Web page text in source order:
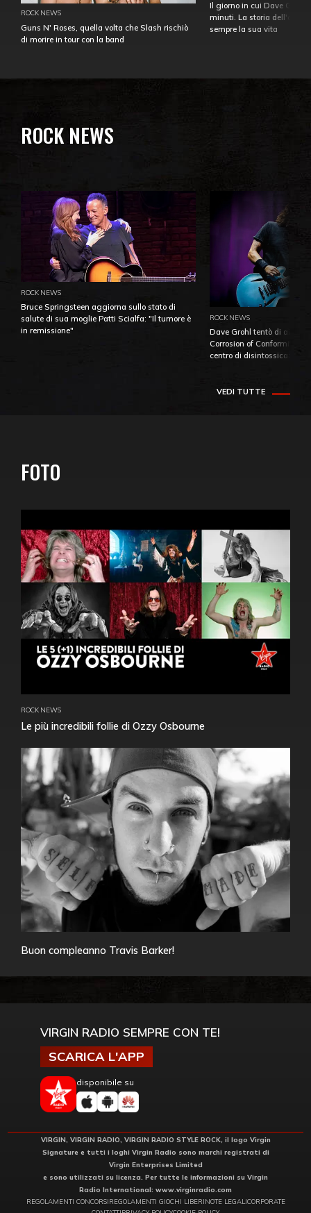
ROCK NEWS
Guns N' Roses, quella volta che Slash rischiò
di morire in tour con la band
Il giorno in cui Dave
minuti. La storia
sempre la sua vita
ROCK NEWS
ROCK NEWS
Bruce Springsteen aggiorna sullo stato di
salute di sua moglie Patti Scialfa: "Il tumore è
in remissione"
ROCK NEWS
Dave Grohl tentò di
Corrosion of Conformity
centro di
VEDI TUTTE
FOTO
ROCK NEWS
Le più incredibili follie di Ozzy Osbourne
Buon compleanno Travis Barker!
VIRGIN RADIO SEMPRE CON TE!
SCARICA L'APP
disponibile su
VIRGIN, VIRGIN RADIO, VIRGIN RADIO STYLE ROCK, il logo Virgin
Signature e tutti i loghi Virgin Radio sono marchi registrati di
Virgin Enterprises Limited
e sono utilizzati su licenza. Per tutte le informazioni su Virgin
Radio International: www.virginradio.com
REGOLAMENTI CONCORSIREGOLAMENTI GIOCHI LIBERINOTE LEGALICORPORATE